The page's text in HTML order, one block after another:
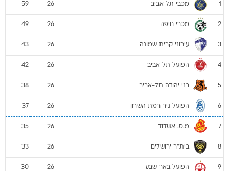
1 מכבי תל אביב 26
59
2 מכבי חיפה 26
49
3 עירוני קרית שמונה 26
43
4 הפועל תל אביב 26
42
5 בני יהודה תל-אביב 26
38
6 הפועל ניר רמת השרון 26
37
7 מ.ס. אשדוד 26
35
8 בית"ר ירושלים 26
33
9 הפועל באר שבע 26
30